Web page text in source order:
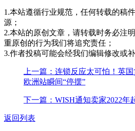
1.本站遵循行业规范，任何转载的稿
源；
2.本站的原创文章，请转载时务必注
重原创的行为我们将追究责任；
3.作者投稿可能会经我们编辑修改或补
上一篇：连锁反应太可怕！英
欧洲站瞬间“停摆”
下一篇：WISH通知卖家2022年
返回列表